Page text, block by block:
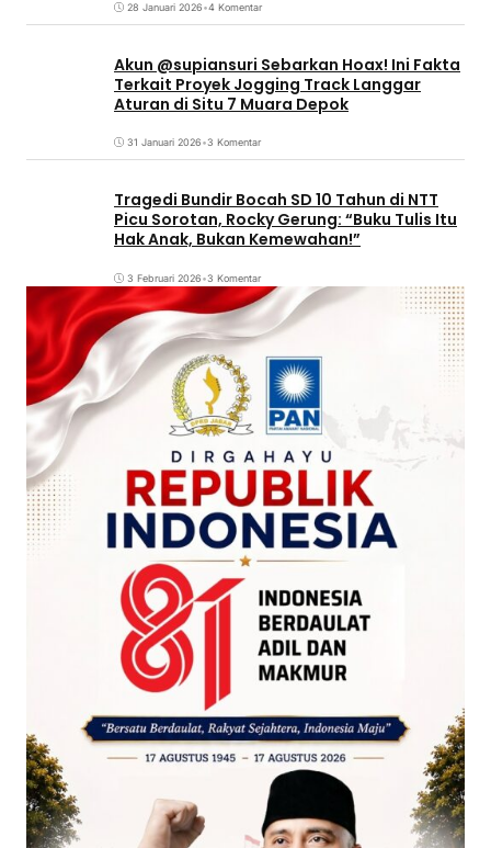
28 Januari 2026•4 Komentar
Akun @supiansuri Sebarkan Hoax! Ini Fakta
Terkait Proyek Jogging Track Langgar
Aturan di Situ 7 Muara Depok
31 Januari 2026•3 Komentar
Tragedi Bundir Bocah SD 10 Tahun di NTT
Picu Sorotan, Rocky Gerung: “Buku Tulis Itu
Hak Anak, Bukan Kemewahan!”
3 Februari 2026•3 Komentar